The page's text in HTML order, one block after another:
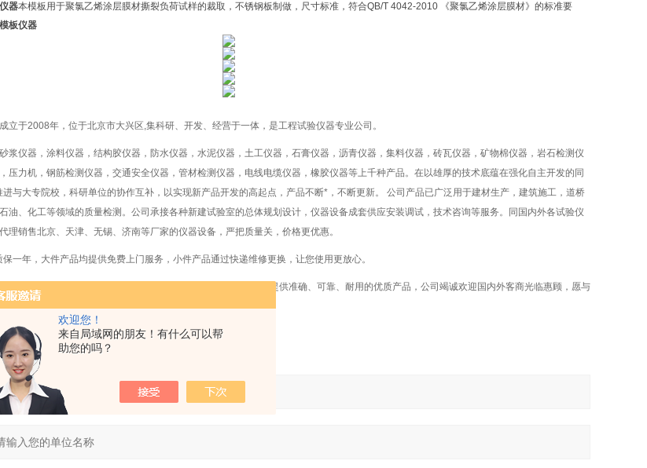
欢迎您！
来自局域网的朋友！有什么可以帮
助您的吗？
器本模板用于聚氯乙烯涂层膜材撕裂负荷试样的裁取，不锈钢板制做，尺寸标准，符合QB/T 4042-2010 《聚氯乙烯涂层膜材》的标准要
板仪器
立于2008年，位于北京市大兴区,集科研、开发、经营于一体，是工程试验仪器专业公司。
浆仪器，涂料仪器，结构胶仪器，防水仪器，水泥仪器，土工仪器，石膏仪器，沥青仪器，集料仪器，砖瓦仪器，矿物棉仪器，岩石检测仪
压力机，钢筋检测仪器，交通安全仪器，管材检测仪器，电线电缆仪器，橡胶仪器等上千种产品。在以雄厚的技术底蕴在强化自主开发的同
与大专院校，科研单位的协作互补，以实现新产品开发的高起点，产品不断*，不断更新。 公司产品已广泛用于建材生产，建筑施工，道桥
油、化工等领域的质量检测。公司承接各种新建试验室的总体规划设计，仪器设备成套供应安装调试，技术咨询等服务。同国内外各试验仪
理销售北京、天津、无锡、济南等厂家的仪器设备，严把质量关，价格更优惠。
一年，大件产品均提供免费上门服务，小件产品通过快递维修更换，让您使用更放心。
营、服务至上"的经营宗旨，以优良的技术，优质的服务为用户提供准确、可靠、耐用的优质产品，公司竭诚欢迎国内外客商光临惠顾，愿与